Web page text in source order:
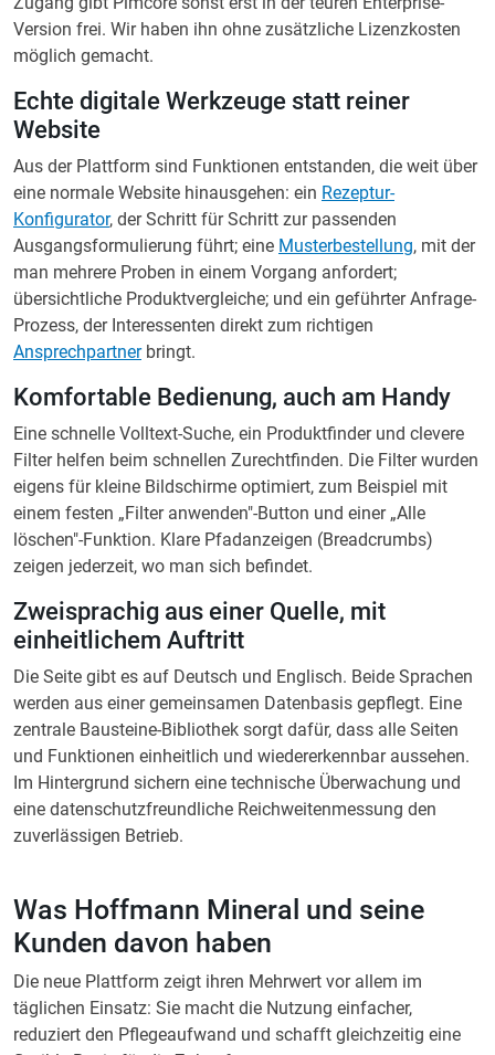
Version frei. Wir haben ihn ohne zusätzliche Lizenzkosten
möglich gemacht.
Echte digitale Werkzeuge statt reiner
Website
Aus der Plattform sind Funktionen entstanden, die weit über
eine normale Website hinausgehen: ein Rezeptur-
Konfigurator, der Schritt für Schritt zur passenden
Ausgangsformulierung führt; eine Musterbestellung, mit der
man mehrere Proben in einem Vorgang anfordert;
übersichtliche Produktvergleiche; und ein geführter Anfrage-
Prozess, der Interessenten direkt zum richtigen
Ansprechpartnerbringt.
Komfortable Bedienung, auch am Handy
Eine schnelle Volltext-Suche, ein Produktfinder und clevere
Filter helfen beim schnellen Zurechtfinden. Die Filter wurden
eigens für kleine Bildschirme optimiert, zum Beispiel mit
einem festen „Filter anwenden"-Button und einer „Alle
löschen"-Funktion. Klare Pfadanzeigen (Breadcrumbs)
zeigen jederzeit, wo man sich befindet.
Zweisprachig aus einer Quelle, mit
einheitlichem Auftritt
Die Seite gibt es auf Deutsch und Englisch. Beide Sprachen
werden aus einer gemeinsamen Datenbasis gepflegt. Eine
zentrale Bausteine-Bibliothek sorgt dafür, dass alle Seiten
und Funktionen einheitlich und wiedererkennbar aussehen.
Im Hintergrund sichern eine technische Überwachung und
eine datenschutzfreundliche Reichweitenmessung den
zuverlässigen Betrieb.
Was Hoffmann Mineral und seine
Kunden davon haben
Die neue Plattform zeigt ihren Mehrwert vor allem im
täglichen Einsatz: Sie macht die Nutzung einfacher,
reduziert den Pflegeaufwand und schafft gleichzeitig eine